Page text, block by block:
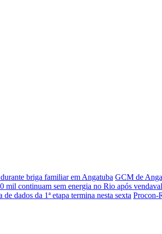
briga familiar em Angatuba GCM de
mil continuam sem energia no Rio após vendaval
dados da 1ª etapa termina nesta sexta Procon-